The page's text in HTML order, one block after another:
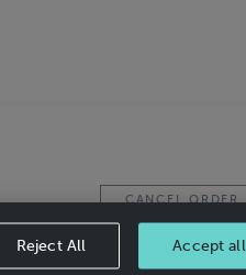
CANCEL ORDER
Reject All Accept all